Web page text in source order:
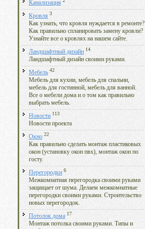
Канализация
Кровля 3
Как узнать, что кровля нуждается в ремонте?
Как правильно спланировать замену кровли?
Узнайте все о кровлях на нашем сайте.
Ландшафтный дизайн 14
Ландшафтный дизайн своими руками.
Мебель 42
Мебель для кухни, мебель для спальни,
мебель для гостинной, мебель для ванной.
Все о мебели дома и о том как правильно
выбрать мебель.
Новости 113
Новости проекта
Окно 22
Как правильно сделать монтаж пластиковых
окон (установку окон пвх), монтаж окон по
госту.
Перегородки 6
Межкомнатная перегородка своими руками
защищает от шума. Делаем межкомнатные
перегородки своими руками. Строительство
новых перегородок.
Потолок дома 17
Монтаж потолка своими руками. Типы и